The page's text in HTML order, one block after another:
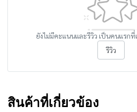
ยังไม่มีคะแนนและรีวิว เป็นคนแรก
รีวิว
สินค้าที่เกี่ยวข้อง